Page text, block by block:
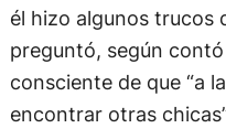
él hizo algunos trucos
preguntó, según
consciente de que “a
encontrar otras